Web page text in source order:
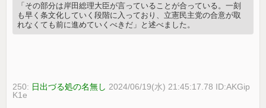
「その部分は岸田総理大臣が言っていることが合っている。一刻
も早く条文化していく段階に入っており、立憲民主党の合意が取
れなくても前に進めていくべきだ」と述べました。
250: 日出づる処の名無し 2024/06/19(水) 21:45:17.78 ID:AKGip
K1e